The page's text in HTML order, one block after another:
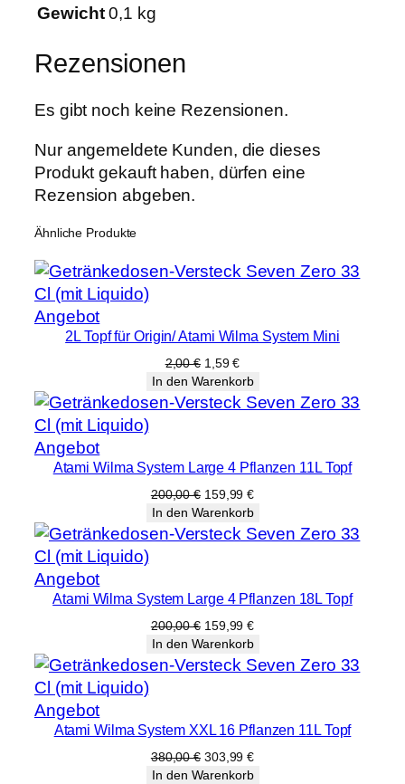
r
b
e
k
p
l
a
t
e
(
D
m
.
,
5
c
m
e
n
g
e
Gewicht 0,1 kg
Rezensionen
Es gibt noch keine Rezensionen.
Nur angemeldete Kunden, die dieses
Produkt gekauft haben, dürfen eine
Rezension abgeben.
Ähnliche Produkte
AngebotProdukt
im
2L Topf für Origin/ Atami Wilma System Mini
2,00€ Ursprünglicher
Preis
war:
2,00 €
1,59€Aktueller
Preis
ist:
1,59 €.
In den Warenkorb
AngebotProdukt
im
Angebot
Atami Wilma System Large 4 Pflanzen 11L Topf
200,00€ Ursprünglicher
Preis
war:
200,00 €
159,99€Aktueller
Preis
ist:
159,99 €.
In den Warenkorb
AngebotProdukt
im
Angebot
Atami Wilma System Large 4 Pflanzen 18L Topf
200,00€ Ursprünglicher
Preis
war:
200,00 €
159,99€Aktueller
Preis
ist:
159,99 €.
In den Warenkorb
AngebotProdukt
im
Angebot
Atami Wilma System XXL 16 Pflanzen 11L Topf
380,00€ Ursprünglicher
Preis
303,99€Aktueller
Preis
In den Warenkorb